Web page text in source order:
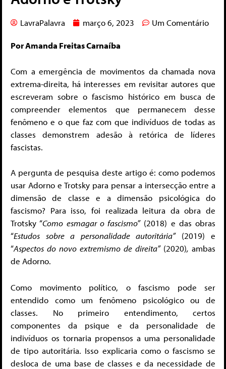
LavraPalavra março 6, 2023 Um Comentário
Por Amanda Freitas Carnaíba
Com a emergência de movimentos da chamada nova
extrema-direita, há interesses em revisitar autores que
escreveram sobre o fascismo histórico em busca de
compreender elementos que permanecem desse
fenômeno e o que faz com que indivíduos de todas as
classes demonstrem adesão à retórica de líderes
fascistas.
A pergunta de pesquisa deste artigo é: como podemos
usar Adorno e Trotsky para pensar a intersecção entre a
dimensão de classe e a dimensão psicológica do
fascismo? Para isso, foi realizada leitura da obra de
Trotsky “Como esmagar o fascismo”(2018) e das obras
“Estudos sobre a personalidade autoritária” (2019) e
“Aspectos do novo extremismo de direita” (2020), ambas
de Adorno.
Como movimento político, o fascismo pode ser
entendido como um fenômeno psicológico ou de
classes. No primeiro entendimento, certos
componentes da psique e da personalidade de
indivíduos os tornaria propensos a uma personalidade
de tipo autoritária. Isso explicaria como o fascismo se
desloca de uma base de classes e da necessidade de